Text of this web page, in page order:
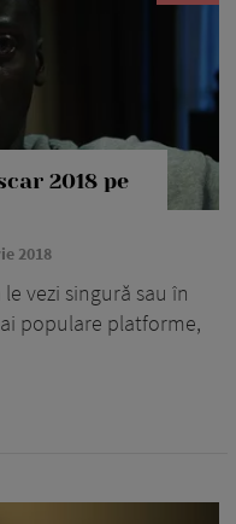
2018 pe
2018
vezi singură sau în
populare platforme,